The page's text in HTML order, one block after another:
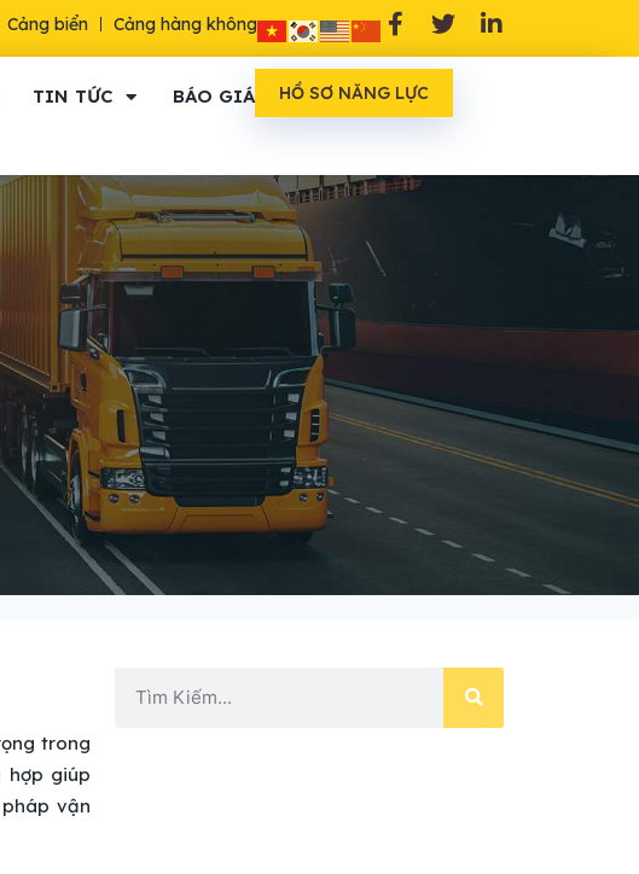
Cảng biển Cảng hàng không
TIN TỨC BÁO GIÁ HỒ SƠ NĂNG LỰC
trong
hợp giúp
vận